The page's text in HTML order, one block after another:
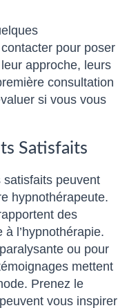
pour poser
approche, leurs
consultation
si vous vous
Satisfaits
satisfaits peuvent
hypnothérapeute.
des
l’hypnothérapie.
ou pour
mettent
Prenez le
vous inspirer